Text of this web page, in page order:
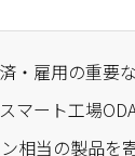
マート工場
相当の製品を